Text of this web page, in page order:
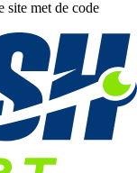
met de code